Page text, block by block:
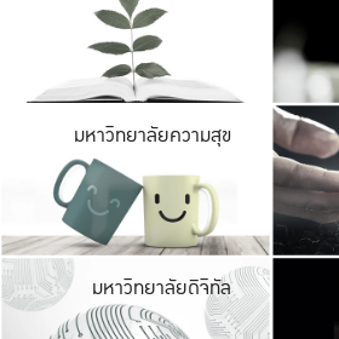
มหาวิทยาลัยความสุข
มหาวิทยาลัยดิจิทัล